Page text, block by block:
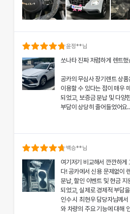
윤정**님
쏘나타 진짜 저렴하게 렌트
공카의 무심사 장기렌트 상
이용할 수 있다는 점이 매우
되었고, 보증금 분납 및 다양
부담이 상당히 줄어들었어요.
차량 인수 시 장민혁 담당자
의 상태와 각종 기능에 대해
분들도 부담 없이 서비스를
공카의 본부 직거래 시스템
렌트료를 제공받았고, 즉시
황에서도 차질 없이 차량을
상 깊었어요.
쏘나타의 세련된 디자인과 최
백승**님
여기저기 비교해서 깐깐하게
다! 공카에서 신용 문제없이
분납, 할인 이벤트 및 현금 지
되었고, 실제로 경제적 부담
인수 시 최현우 담당자님께
와 차량의 주요 기능에 대해